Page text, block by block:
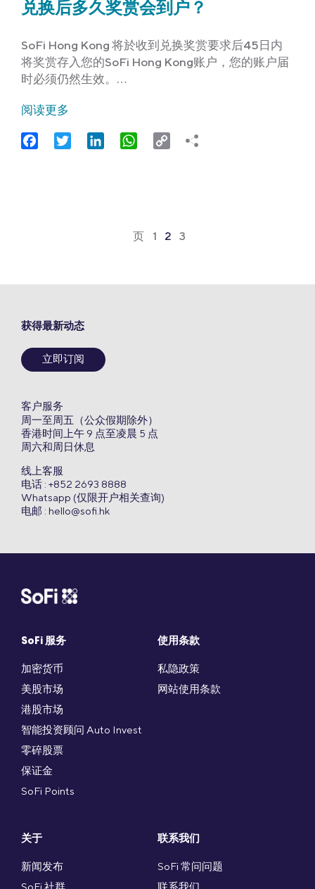
兑换后多久奖赏会到户？
SoFi Hong Kong 将於收到兑换奖赏要求后45日内
将奖赏存入您的SoFi Hong Kong账户，您的账户届
时必须仍然生效。…
阅读更多
FacebookTwitter LinkedIn WhatsApp
Copy
页 1 2 3
SoFi 服务
加密货币
美股市场
港股市场
智能投资顾问 Auto Invest
零碎股票
保证金
SoFi Points
使用条款
私隐政策
网站使用条款
关于
新闻发布
SoFi 社群
联系我们
SoFi 常问问题
联系我们
获得最新动态
立即订阅
客户服务
周一至周五（公众假期除外）
香港时间上午 9 点至凌晨 5 点
周六和周日休息
线上客服
电话 : +852 2693 8888
Whatsapp (仅限开户相关查询)
电邮 : hello@sofi.hk